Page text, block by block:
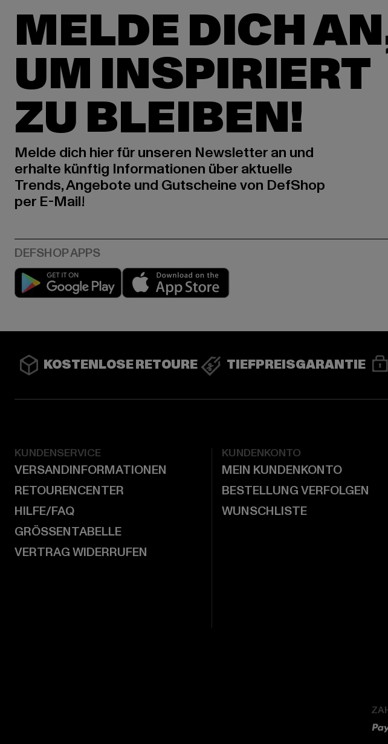
MELDE DICH
UM INSPIRIERT
ZU BLEIBEN!
Melde dich hier für unseren Newsletter an und
erhalte künftig Informationen über aktuelle
Trends, Angebote und Gutscheine von DefShop
per E-Mail!
Play market
KOSTENLOSE RETOURE TIEFPREISGARANTIE
KUNDENSERVICE
VERSANDINFORMATIONEN
RETOURENCENTER
HILFE/FAQ
GRÖSSENTABELLE
VERTRAG WIDERRUFEN
KUNDENKONTO
MEIN KUNDENKONTO
BESTELLUNG VERFOLGEN
WUNSCHLISTE